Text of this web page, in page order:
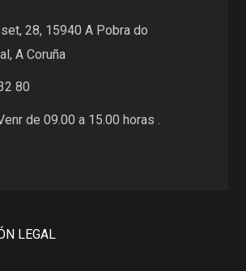
28, 15940 A Pobra do
A Coruña
80
de 09.00 a 15.00 horas .
LEGAL